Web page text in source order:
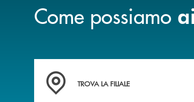
Come possiamo
Accedi all' elenco completo delle filiali
TROVA LA FILIALE